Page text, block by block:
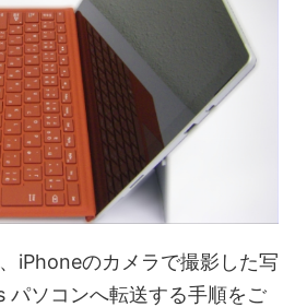
iPhoneのカメラで撮影した写
ソコンへ転送する手順をご